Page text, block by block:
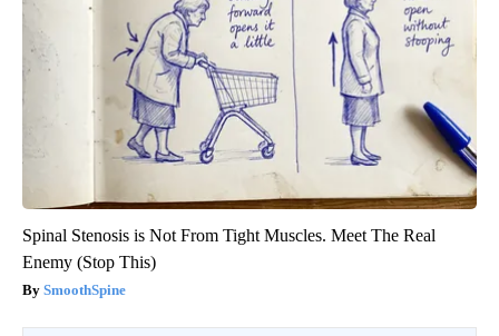
Spinal Stenosis is Not From Tight Muscles. Meet The Real
Enemy (Stop This)
SmoothSpine